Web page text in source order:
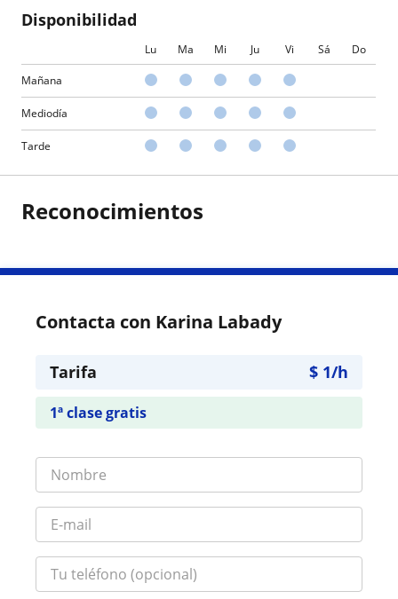
Disponibilidad
Lu Ma Mi Ju Vi Sá Do
Mañana
Mediodía
Tarde
Reconocimientos
Contacta con Karina Labady
Tarifa $ 1/h
1ª clase gratis